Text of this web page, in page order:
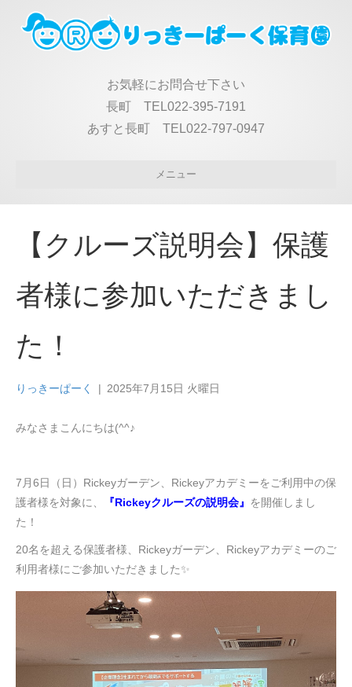
お気軽にお問合せ下さい
長町 TEL022-395-7191
あすと長町 TEL022-797-0947
メニュー
【クルーズ説明会】保護
者様に参加いただきまし
た！
りっきーぱーく | 2025年7月15日 火曜日
みなさまこんにちは(^^♪
7月6日（日）Rickeyガーデン、Rickeyアカデミーをご利用中の保
護者様を対象に、
『Rickeyクルーズの説明会』
を開催しまし
た！
20名を超える保護者様、Rickeyガーデン、Rickeyアカデミーのご
利用者様にご参加いただきました✨